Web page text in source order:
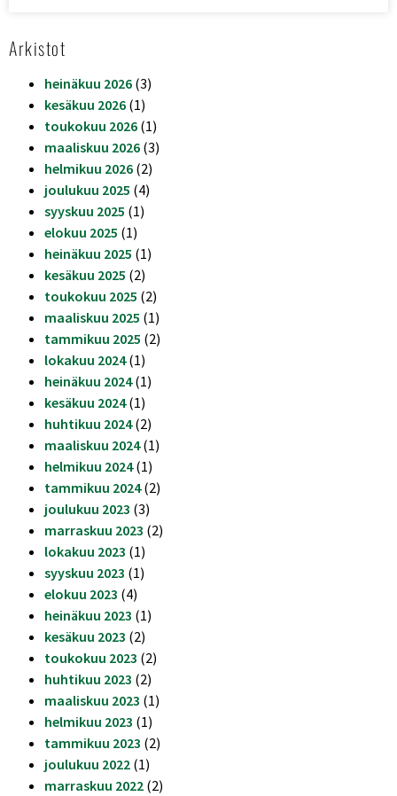
Arkistot
heinäkuu 2026 (3)
kesäkuu 2026 (1)
toukokuu 2026 (1)
maaliskuu 2026 (3)
helmikuu 2026 (2)
joulukuu 2025 (4)
syyskuu 2025 (1)
elokuu 2025 (1)
heinäkuu 2025 (1)
kesäkuu 2025 (2)
toukokuu 2025 (2)
maaliskuu 2025 (1)
tammikuu 2025 (2)
lokakuu 2024(1)
heinäkuu 2024(1)
kesäkuu 2024(1)
huhtikuu 2024(2)
maaliskuu 2024(1)
helmikuu 2024(1)
tammikuu 2024(2)
joulukuu 2023 (3)
marraskuu 2023 (2)
lokakuu 2023 (1)
syyskuu 2023 (1)
elokuu 2023 (4)
heinäkuu 2023 (1)
kesäkuu 2023 (2)
toukokuu 2023 (2)
huhtikuu 2023 (2)
maaliskuu 2023 (1)
helmikuu 2023 (1)
tammikuu 2023 (2)
joulukuu 2022 (1)
marraskuu 2022 (2)